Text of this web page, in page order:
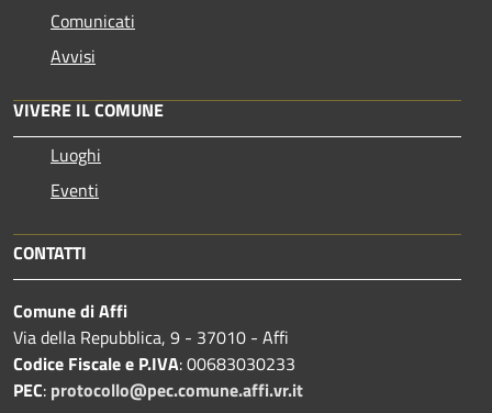
Comunicati
Avvisi
VIVERE IL COMUNE
Luoghi
Eventi
CONTATTI
Comune di Affi
Via della Repubblica, 9 - 37010 - Affi
Codice Fiscale e P.IVA: 00683030233
PEC: protocollo@pec.comune.affi.vr.it